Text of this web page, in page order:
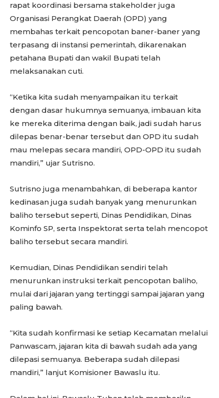
rapat koordinasi bersama stakeholder juga
Organisasi Perangkat Daerah (OPD) yang
membahas terkait pencopotan baner-baner yang
terpasang di instansi pemerintah, dikarenakan
petahana Bupati dan wakil Bupati telah
melaksanakan cuti.
“Ketika kita sudah menyampaikan itu terkait
dengan dasar hukumnya semuanya, imbauan kita
ke mereka diterima dengan baik, jadi sudah harus
dilepas benar-benar tersebut dan OPD itu sudah
mau melepas secara mandiri, OPD-OPD itu sudah
mandiri,” ujar Sutrisno.
Sutrisno juga menambahkan, di beberapa kantor
kedinasan juga sudah banyak yang menurunkan
baliho tersebut seperti, Dinas Pendidikan, Dinas
Kominfo SP, serta Inspektorat serta telah mencopot
baliho tersebut secara mandiri.
Kemudian, Dinas Pendidikan sendiri telah
menurunkan instruksi terkait pencopotan baliho,
mulai dari jajaran yang tertinggi sampai jajaran yang
paling bawah.
“Kita sudah konfirmasi ke setiap Kecamatan melalui
Panwascam, jajaran kita di bawah sudah ada yang
dilepasi semuanya. Beberapa sudah dilepasi
mandiri,” lanjut Komisioner Bawaslu itu.